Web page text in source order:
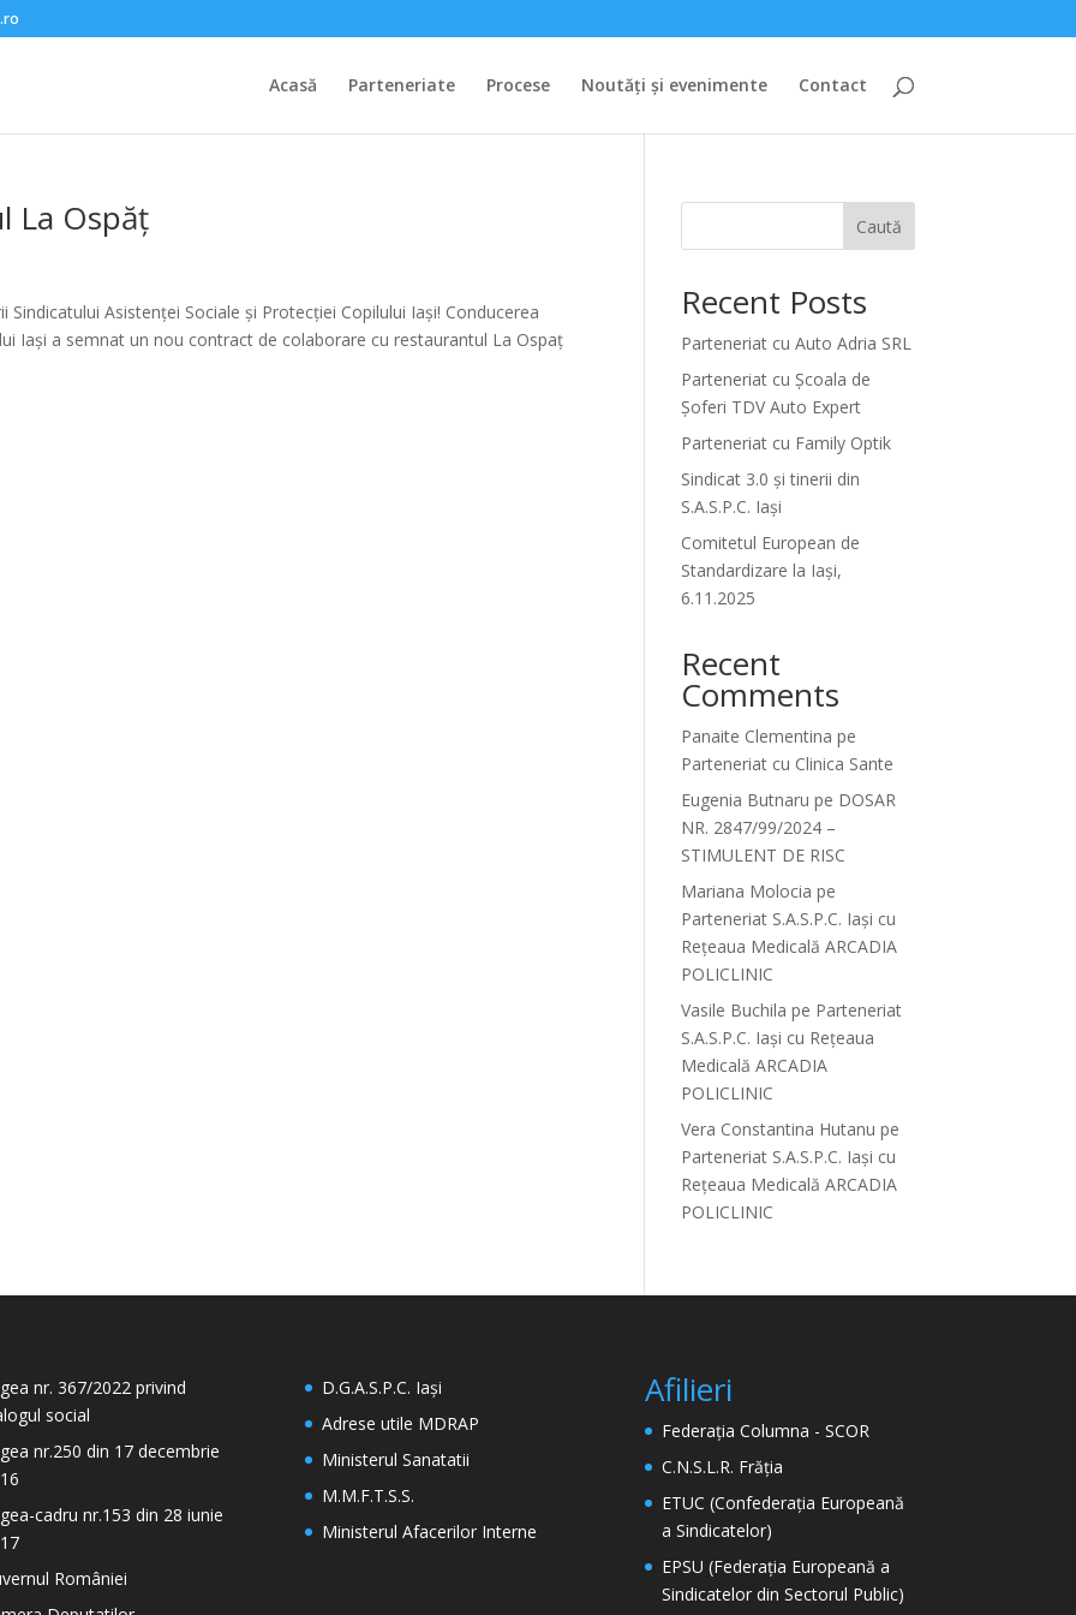
Acasă Parteneriate Procese Noutăți și evenimente Contact
La Ospăț
Asistenței Sociale și Protecției Copilului Iași! Conducerea
Iași a semnat un nou contract de colaborare cu restaurantul La Ospaț
Caută
Recent Posts
Parteneriat cu Auto Adria SRL
Parteneriat cu Școala de
Șoferi TDV Auto Expert
Parteneriat cu Family Optik
Sindicat 3.0 și tinerii din
S.A.S.P.C. Iași
Comitetul European de
Standardizare la Iași,
6.11.2025
Recent
Comments
Panaite Clementina pe
Parteneriat cu Clinica Sante
Eugenia Butnaru pe DOSAR
NR. 2847/99/2024 –
STIMULENT DE RISC
Mariana Molocia pe
Parteneriat S.A.S.P.C. Iași cu
Rețeaua Medicală ARCADIA
POLICLINIC
Vasile Buchila pe Parteneriat
S.A.S.P.C. Iași cu Rețeaua
Medicală ARCADIA
POLICLINIC
Vera Constantina Hutanu pe
Parteneriat S.A.S.P.C. Iași cu
Rețeaua Medicală ARCADIA
POLICLINIC
nr. 367/2022 privind
social
nr.250 din 17 decembrie
cadru nr.153 din 28 iunie
României
D.G.A.S.P.C. Iași
Adrese utile MDRAP
Ministerul Sanatatii
M.M.F.T.S.S.
Ministerul Afacerilor Interne
Afilieri
Federația Columna - SCOR
C.N.S.L.R. Frăția
ETUC (Confederația Europeană
a Sindicatelor)
EPSU (Federația Europeană a
Sindicatelor din Sectorul Public)